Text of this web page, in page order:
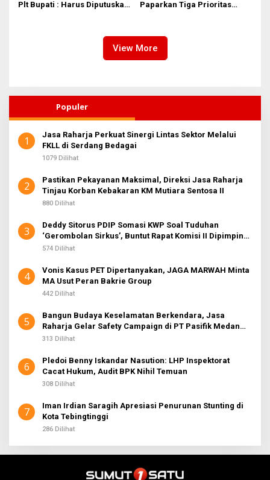
Plt Bupati : Harus Diputuskan
Paparkan Tiga Prioritas
View More
Populer
1
Jasa Raharja Perkuat Sinergi Lintas Sektor Melalui
FKLL di Serdang Bedagai
1079 Dilihat
2
Pastikan Pekayanan Maksimal, Direksi Jasa Raharja
Tinjau Korban Kebakaran KM Mutiara Sentosa II
880 Dilihat
3
Deddy Sitorus PDIP Somasi KWP Soal Tuduhan
‘Gerombolan Sirkus’, Buntut Rapat Komisi II Dipimpin
Sufmi Dasco Ahmad
574 Dilihat
4
Vonis Kasus PET Dipertanyakan, JAGA MARWAH Minta
MA Usut Peran Bakrie Group
442 Dilihat
5
Bangun Budaya Keselamatan Berkendara, Jasa
Raharja Gelar Safety Campaign di PT Pasifik Medan
Industri
313 Dilihat
6
Pledoi Benny Iskandar Nasution: LHP Inspektorat
Cacat Hukum, Audit BPK Nihil Temuan
308 Dilihat
7
Iman Irdian Saragih Apresiasi Penurunan Stunting di
Kota Tebingtinggi
286 Dilihat